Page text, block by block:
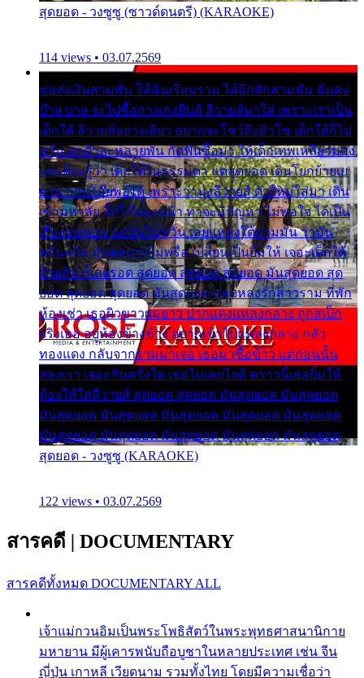
สุดยอด - วงซูซู (ซาวด์ดนตรี) (KARAOKE)
114 views • 03.07.2569
พ่อส่งเงินสามพัน ให้ฉันเรียนราม ได้อีกสักสามพัน ฉันคง
บ๊าย บาย จะไปซื้อกางเกงยีนส์ ลีวายส์มาใส่ เพราะเราเป็น
เด็กใต้ ลีวายส์อย่างเดียว อยากจะโชว์ถึงหิวโซ เด็กใต้ก็ไม่
หวั่น ตกตัวละหลายพัน กัดฟันซื้อมา ให้เด็กเทพเหลียวมอง
และต้องรู้ว่า เด็กใต้ไม่ธรรมดา แต่สุดยอด เดินโยกย้ายเย
ยวน กวนโอ๊ยพอได้ เพราะว่านุ่งลีวายส์ ตัวใหม่ใส่มา เดิน
เข้ามหาลัย จิ๊กโก๊มองหน้า ท่าจะมีปัญหา ไม่พอใจ ได้เป็น
เรื่องแน่นอน แต่ฉันไม่หวั่น เลยแหลงใต้ถามมัน ว่ามัน
พรั่นพรือ มันตอบว่าไม่พรื่อ เปลี่ยนเป็นยิ้มให้ เจอะเด็กใต้
ด้วยกัน ก็เลยรอด สุดยอด สุดยอด สุดยอด มันสุดยอด สุด
ยอด สุดยอด สุดยอด มันสุดยอด แอบหลงรักสาวราม ที่พัก
ห้องเช่า เธอผิวขาวผมยาว ปากแดงแหลงกลาง ถูกสเป็ก
จริงเธอ อยู่ห้องข้างข้าง อยากเข้าไปแหลงกลาง กลัว
ทองแดง กลับจากรามมาเจอ เธอมาซื้อข้าว แต่ก่อนนั้น
สองเรา เจอะกันครั้งใด เธอไม่เคยไยดี คราวนี้เธอยิ้มให้
ต้องให้ใส่ลีวายส์ สุดยอด สุดยอด มันสุดยอด มันสุดยอด
มันสุดยอด มันสุดยอด มันสุดยอด มันสุดยอด มันสุดยอด
มันสุดยอด มันสุดยอด มันสุดยอด มันสุดยอด มันสุดยอด
สุดยอด - วงซูซู (KARAOKE)
122 views • 03.07.2569
สารคดี | DOCUMENTARY
สารคดีทั้งหมด DOCUMENTARY ALL
เจ้าแม่กวนอิมเป็นพระโพธิสัตว์ในพระพุทธศาสนานิกาย
มหายาน มีผู้เคารพนับถือบูชาในหลายประเทศ เช่น จีน
ญี่ปุ่น เกาหลี เวียดนาม รวมทั้งไทย โดยมีความเชื่อว่า